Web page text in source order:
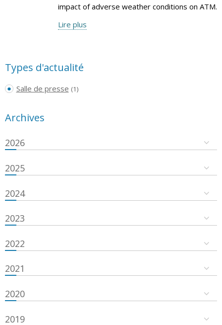
impact of adverse weather conditions on ATM.
Lire plus
Types d'actualité
Salle de presse (1)
Archives
2026
2025
2024
2023
2022
2021
2020
2019